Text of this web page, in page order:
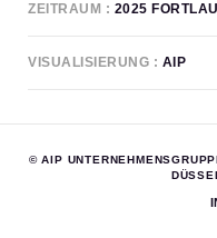
ZEITRAUM 2025
VISUALISIERUNG AIP
© AIP